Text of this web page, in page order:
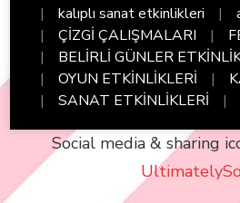
kalıplı sanat etkinlikleri
ÇİZGİ ÇALIŞMALARI
BELİRLİ GÜNLER
OYUN ETKİNLİKLERİ
SANAT ETKİNLİKLERİ
Social media & sharing